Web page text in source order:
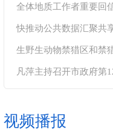
全体地质工作者重要回
快推动公共数据汇聚共
生野生动物禁猎区和禁
凡萍主持召开市政府第
神，研究加强物业管理
视频播报